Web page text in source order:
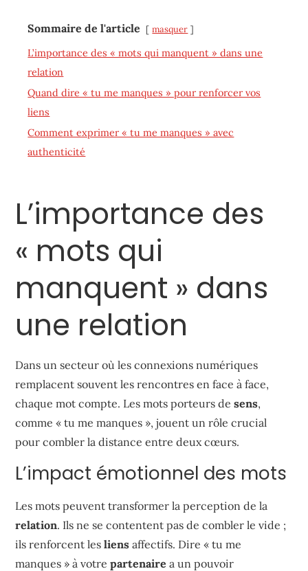
Sommaire de l'article masquer
L’importance des « mots qui manquent » dans une
relation
Quand dire « tu me manques » pour renforcer vos
liens
Comment exprimer « tu me manques » avec
authenticité
L’importance des
« mots qui
manquent » dans
une relation
Dans un secteur où les connexions numériques
remplacent souvent les rencontres en face à face,
chaque mot compte. Les mots porteurs desens,
comme « tu me manques », jouent un rôle crucial
pour combler la distance entre deux cœurs.
L’impact émotionnel des mots
Les mots peuvent transformer la perception de la
relation. Ils ne se contentent pas de combler le vide ;
ils renforcent lesliens affectifs. Dire « tu me
manques » à votrepartenaire a un pouvoir